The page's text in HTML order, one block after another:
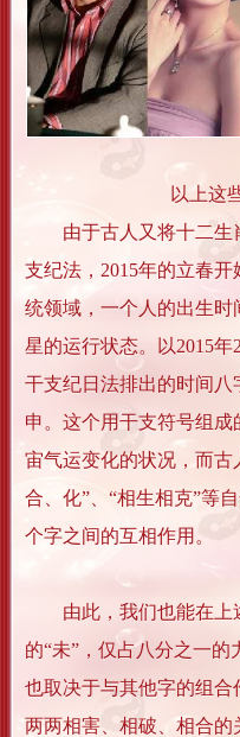
以上这
由于古人又将十二生
支纪法，2015年的立春
统领域，一个人的出生
星的运行状态。以2015年
干支纪日法排出的时间
申。这个用干支符号组
宙气运变化的状况，而古
合、化”、“相生相克”等
个字之间的互相作用。
由此，我们也能在上
的“未”，仅占八分之一的
也取决于与其他字的组
两两相害、相破、相合